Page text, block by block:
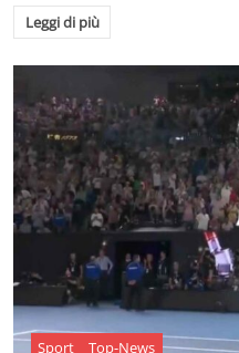
Leggi di più
Sport Top-News